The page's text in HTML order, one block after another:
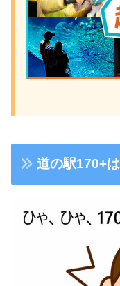
道の駅170+